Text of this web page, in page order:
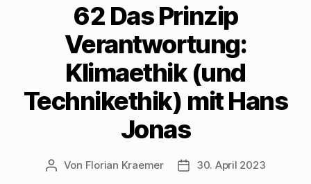
62 Das Prinzip
Verantwortung:
Klimaethik (und
Technikethik) mit Hans
Jonas
Beitragsautor
Von Florian Kraemer Veröffentlichungsdatum
30. April 2023